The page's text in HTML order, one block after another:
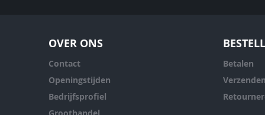
OVER ONS
Contact
Openingstijden
Bedrijfsprofiel
Betalen